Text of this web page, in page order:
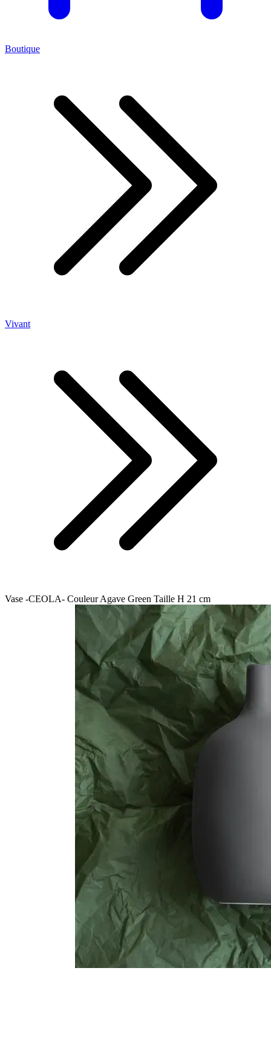
Boutique
Vivant
Vase -CEOLA- Couleur Agave Green Taille H 21 cm